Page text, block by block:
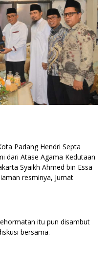
Padang Hendri Septa
dari Atase Agama Kedutaan
Syaikh Ahmed bin Essa
resminya, Jumat
itu pun disambut
bersama.